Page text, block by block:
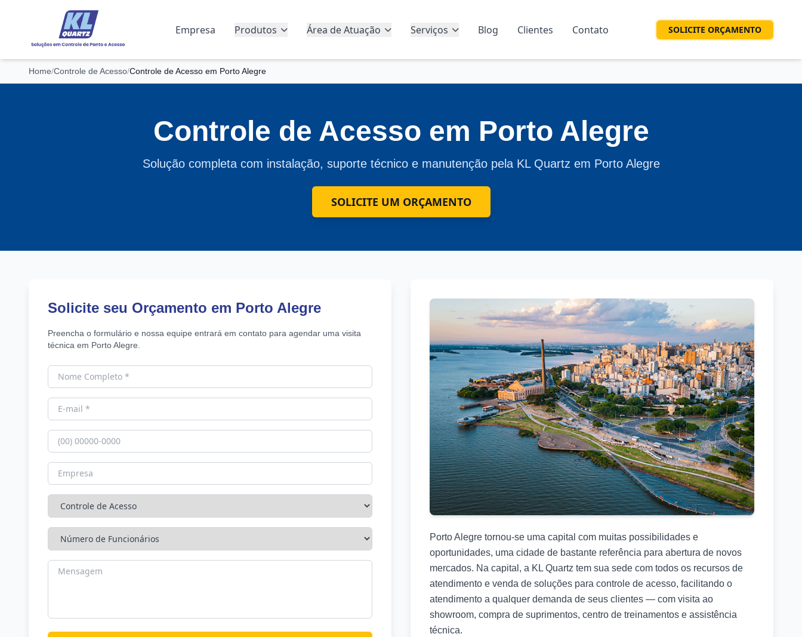
Empresa Produtos Área de Atuação Serviços Blog Clientes Contato SOLICITE ORÇAMENTO
Home/Controle de Acesso/Controle de Acesso em Porto Alegre
Controle de Acesso em Porto Alegre
Solução completa com instalação, suporte técnico e manutenção pela KL Quartz em Porto Alegre
SOLICITE UM ORÇAMENTO
Solicite seu Orçamento em Porto Alegre
Preencha o formulário e nossa equipe entrará em contato para agendar uma visita
técnica em Porto Alegre.
Porto Alegre tornou-se uma capital com muitas possibilidades e
oportunidades, uma cidade de bastante referência para abertura de novos
mercados. Na capital, a KL Quartz tem sua sede com todos os recursos de
atendimento e venda de soluções para controle de acesso, facilitando o
atendimento a qualquer demanda de seus clientes — com visita ao
showroom, compra de suprimentos, centro de treinamentos e assistência
técnica.